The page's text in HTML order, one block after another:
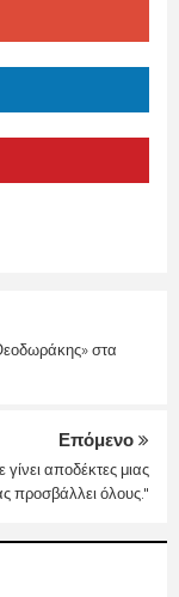
στα
Επόμενο
αποδέκτες μιας
προσβάλλει όλους."